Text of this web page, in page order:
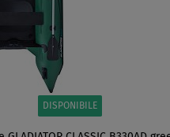
DISPONIBILE